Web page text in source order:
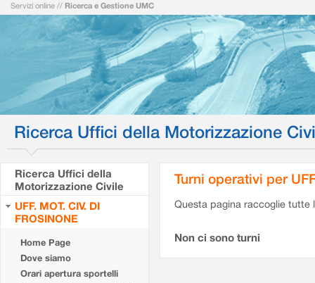
Servizi online // Ricerca e Gestione UMC
Ricerca Uffici della Motorizzazione
Ricerca Uffici della
Motorizzazione Civile
UFF. MOT. CIV. DI
FROSINONE
Home Page
Dove siamo
Orari apertura sportelli
Turni operativi per
Questa pagina raccoglie tutte
Non ci sono turni